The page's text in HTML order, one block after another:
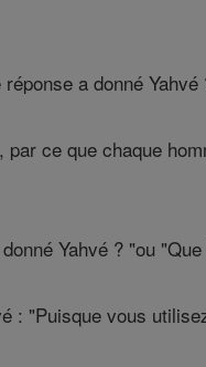
a donné Yahvé
ce que chaque
Yahvé ? "ou
: "Puisque vous